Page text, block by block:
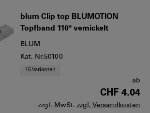
blum Clip top BLUMOTION
Topfband 110° vernickelt
BLUM
Kat. Nr.50100
15 Varianten
ab
CHF 4.04
zzgl. MwSt. zzgl. Versandkosten